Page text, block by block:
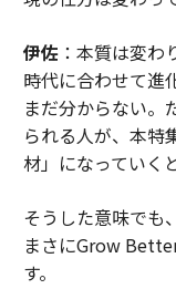
伊佐：本質は変わ
時代に合わせて進
まだ分からない。
られる人が、本特
材」になっていく
そうした意味で
まさにGrow
す。